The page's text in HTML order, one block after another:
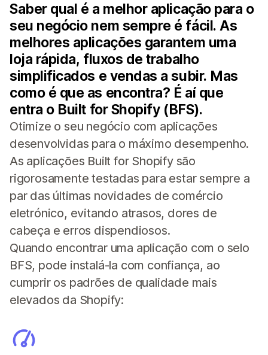
Saber qual é a melhor aplicação para o
seu negócio nem sempre é fácil. As
melhores aplicações garantem uma
loja rápida, fluxos de trabalho
simplificados e vendas a subir. Mas
como é que as encontra? É aí que
entra o Built for Shopify (BFS).
Otimize o seu negócio com aplicações
desenvolvidas para o máximo desempenho.
As aplicações Built for Shopify são
rigorosamente testadas para estar sempre a
par das últimas novidades de comércio
eletrónico, evitando atrasos, dores de
cabeça e erros dispendiosos.
Quando encontrar uma aplicação com o selo
BFS, pode instalá-la com confiança, ao
cumprir os padrões de qualidade mais
elevados da Shopify: